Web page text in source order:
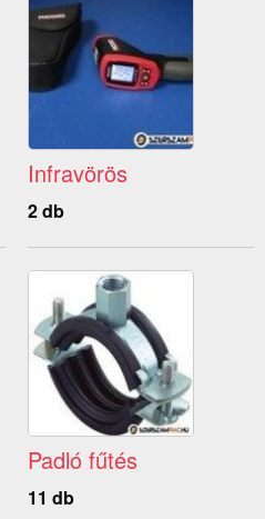
Infravörös
2 db
Padló fűtés
11 db